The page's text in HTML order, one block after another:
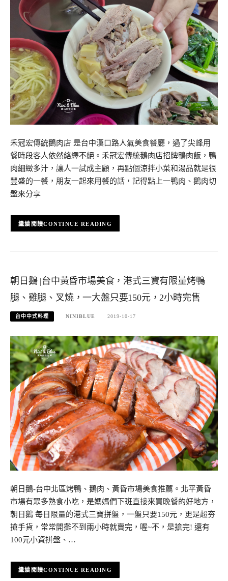
禾冠宏傳統鵝肉店 是台中漢口路人氣美食餐廳，過了尖峰用
餐時段客人依然絡繹不絕。禾冠宏傳統鵝肉店招牌鴨肉飯，鴨
肉細緻多汁，讓人一試成主顧，再點個涼拌小菜和湯品就是很
豐盛的一餐，朋友一起來用餐的話，記得點上一鴨肉、鵝肉切
盤來分享
CONTINUE READING
朝日鵝 |台中黃昏市場美食，港式三寶有限量烤鴨
腿、雞腿、叉燒，一大盤只要150元，2小時完售
台中中式料理 NINIBLUE 2019-10-17
朝日鵝-台中北區烤鴨、鵝肉、黃昏市場美食推薦。北平黃昏
市場有眾多熟食小吃，是媽媽們下班直接來買晚餐的好地方，
朝日鵝 每日限量的港式三寶拼盤，一盤只要150元，更是超夯
搶手貨，常常開攤不到兩小時就賣完，喔~不，是搶完! 還有
100元小資拼盤、…
CONTINUE READING